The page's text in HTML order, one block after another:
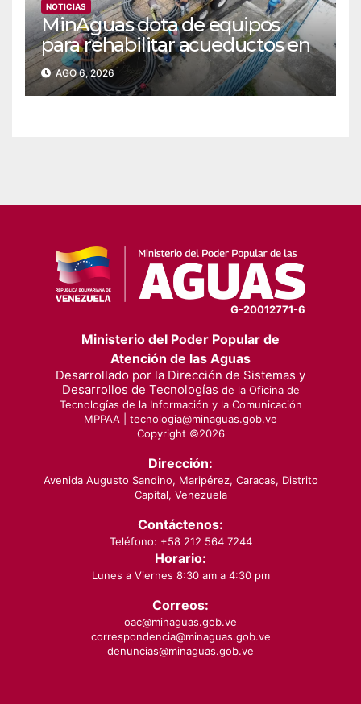
NOTICIAS
MinAguas dota de equipos
para rehabilitar acueductos en
el municipio Bolívar de Yaracuy‎
AGO 6, 2026
G-20012771-6
Ministerio del Poder Popular de
Atención de las Aguas
Desarrollado por la Dirección de Sistemas y
Desarrollos de Tecnologías de la Oficina de
Tecnologías de la Información y la Comunicación
MPPAA | tecnologia@minaguas.gob.ve
Copyright ©2026
Dirección:
Avenida Augusto Sandino, Maripérez, Caracas, Distrito
Capital, Venezuela
Contáctenos:
Teléfono: +58 212 564 7244
Horario:
Lunes a Viernes 8:30 am a 4:30 pm
Correos:
oac@minaguas.gob.ve
correspondencia@minaguas.gob.ve
denuncias@minaguas.gob.ve